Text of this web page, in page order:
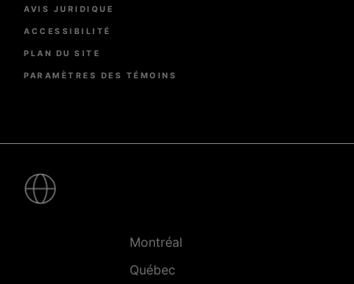
AVIS JURIDIQUE
ACCESSIBILITÉ
PLAN DU SITE
PARAMÈTRES DES TÉMOINS
Montréal
Québec